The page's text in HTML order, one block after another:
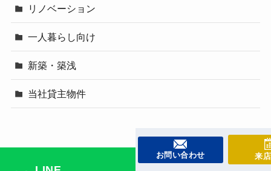
リノベーション
一人暮らし向け
新築・築浅
当社貸主物件
お問い合わせ 来